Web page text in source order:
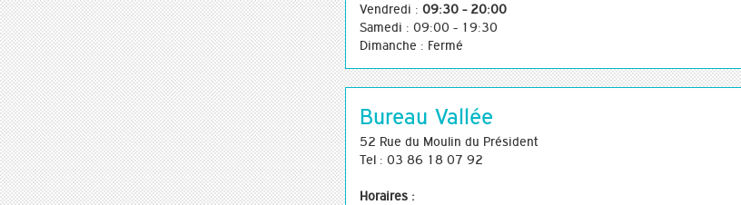
Vendredi : 09:30 - 20:00
Samedi : 09:00 - 19:30
Dimanche : Fermé
Bureau Vallée
52 Rue du Moulin du Président
Tel : 03 86 18 07 92
Horaires :